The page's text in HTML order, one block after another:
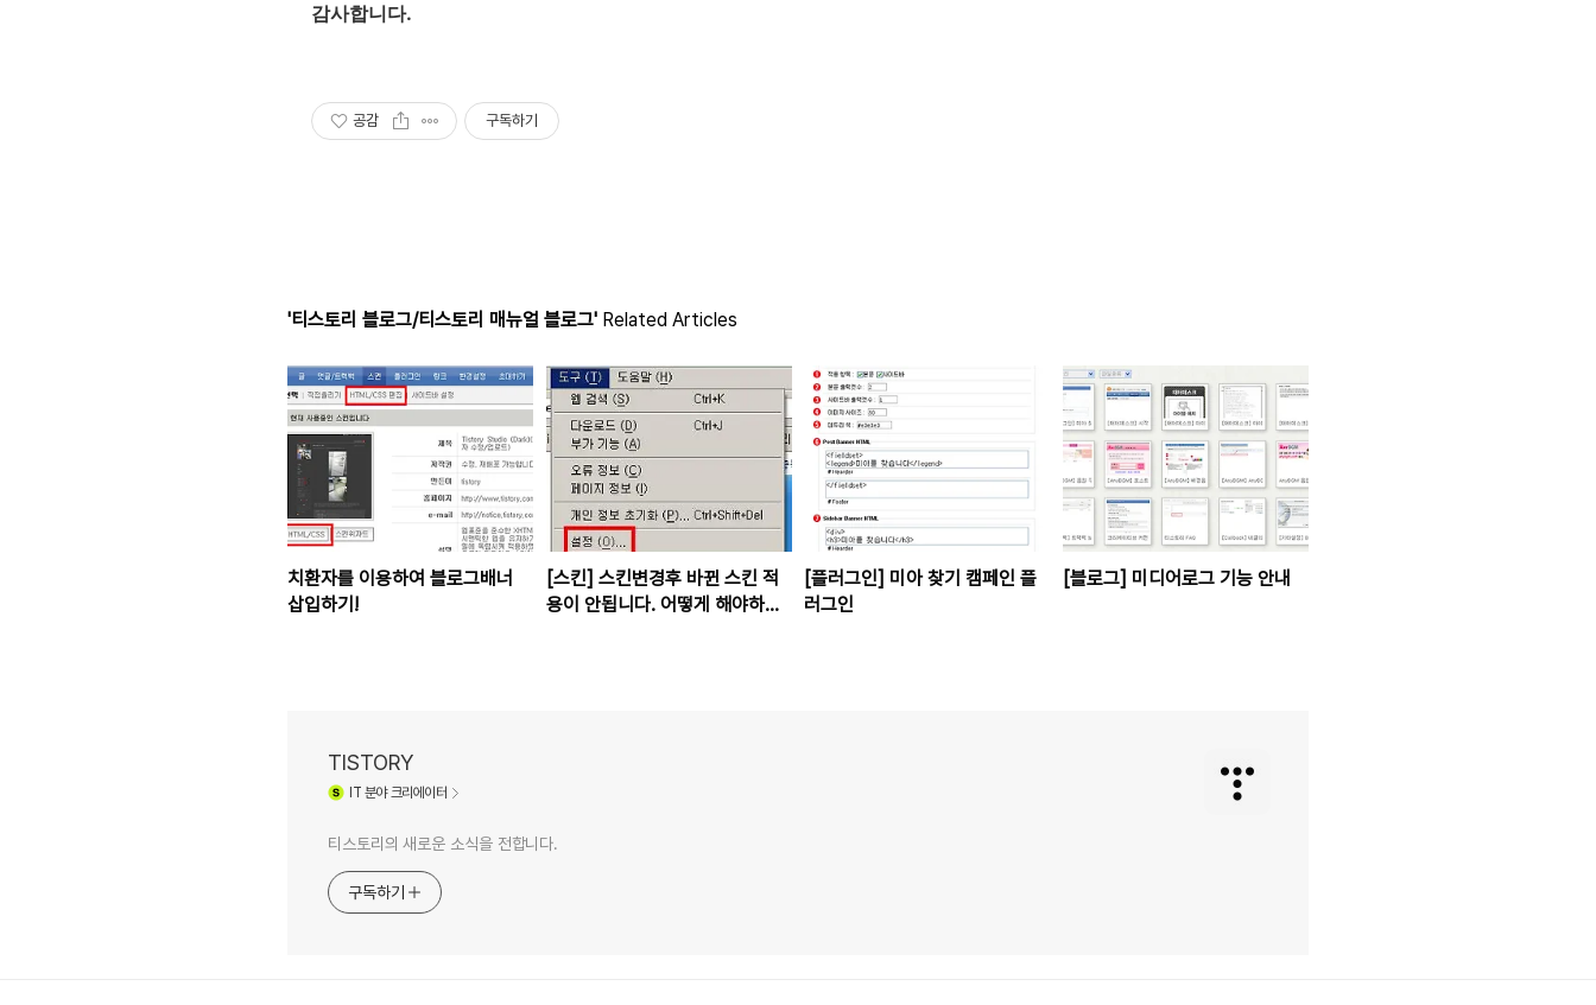
감사합니다.
공감 구독하기
'티스토리 블로그/티스토리 매뉴얼 블로그' Related Articles
치환자를 이용하여 블로그배너
삽입하기!
[스킨] 스킨변경후 바뀐 스킨 적
용이 안됩니다. 어떻게 해야하나
[플러그인] 미아 찾기 캠페인 플
러그인
[블로그] 미디어로그 기능 안내
TISTORY
IT 분야 크리에이터
티스토리의 새로운 소식을 전합니다.
구독하기